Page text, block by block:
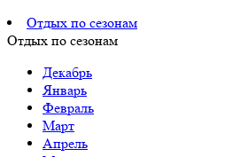
Отдых по сезонам
Отдых по сезонам
Декабрь
Январь
Февраль
Март
Апрель